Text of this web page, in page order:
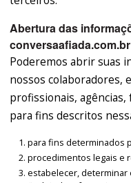
Abertura das
conversaafiada.com.br
Poderemos abrir suas
nossos colaboradores,
profissionais,
para fins descritos
para fins determinados
procedimentos legais e
estabelecer,